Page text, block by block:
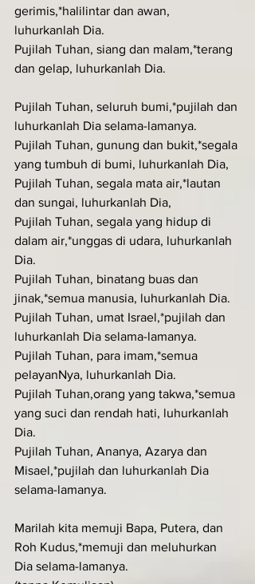
gerimis,*halilintar dan awan,
luhurkanlah Dia.
Pujilah Tuhan, siang dan malam,*terang
dan gelap, luhurkanlah Dia.
Pujilah Tuhan, seluruh bumi,*pujilah dan
luhurkanlah Dia selama-lamanya.
Pujilah Tuhan, gunung dan bukit,*segala
yang tumbuh di bumi, luhurkanlah Dia,
Pujilah Tuhan, segala mata air,*lautan
dan sungai, luhurkanlah Dia,
Pujilah Tuhan, segala yang hidup di
dalam air,*unggas di udara, luhurkanlah
Dia.
Pujilah Tuhan, binatang buas dan
jinak,*semua manusia, luhurkanlah Dia.
Pujilah Tuhan, umat Israel,*pujilah dan
luhurkanlah Dia selama-lamanya.
Pujilah Tuhan, para imam,*semua
pelayanNya, luhurkanlah Dia.
Pujilah Tuhan,orang yang takwa,*semua
yang suci dan rendah hati, luhurkanlah
Dia.
Pujilah Tuhan, Ananya, Azarya dan
Misael,*pujilah dan luhurkanlah Dia
selama-lamanya.
Marilah kita memuji Bapa, Putera, dan
Roh Kudus,*memuji dan meluhurkan
Dia selama-lamanya.